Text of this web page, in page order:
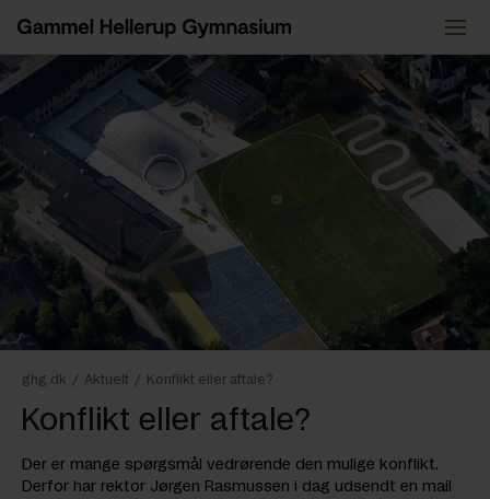
indhold
ghg.dk / Aktuelt / Konflikt eller aftale?
Konflikt eller aftale?
Der er mange spørgsmål vedrørende den mulige konflikt.
Derfor har rektor Jørgen Rasmussen i dag udsendt en mail